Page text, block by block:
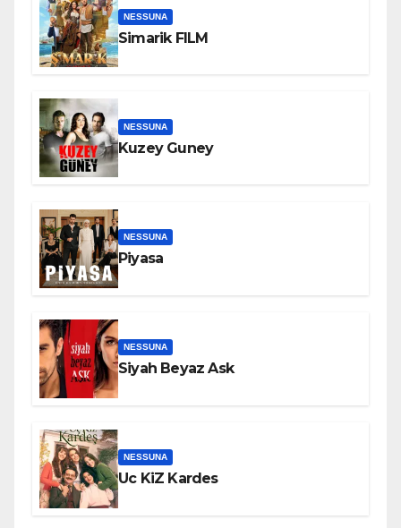
NESSUNA
Simarik FILM
NESSUNA
Kuzey Guney
NESSUNA
Piyasa
NESSUNA
Siyah Beyaz Ask
NESSUNA
Uc KiZ Kardes